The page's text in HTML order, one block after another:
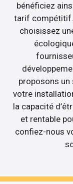
bénéficiez
tarif compétitif.
choisissez
proposons un
votre
la capacité
et rentable
confiez-nous